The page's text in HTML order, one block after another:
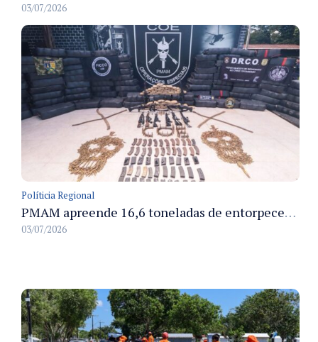
03/07/2026
Políticia Regional
PMAM apreende 16,6 toneladas de entorpecentes e registra aumento nas prisões em flagrante e nas capturas de foragidos no primeiro semestre de 2026
03/07/2026